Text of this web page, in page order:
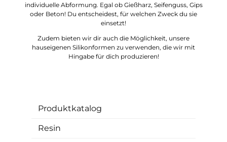
individuelle Abformung. Egal ob Gießharz, Seifenguss, Gips
oder Beton! Du entscheidest, für welchen Zweck du sie
einsetzt!
Zudem bieten wir dir auch die Möglichkeit, unsere
hauseigenen Silikonformen zu verwenden, die wir mit
Hingabe für dich produzieren!
Produktkatalog
Resin